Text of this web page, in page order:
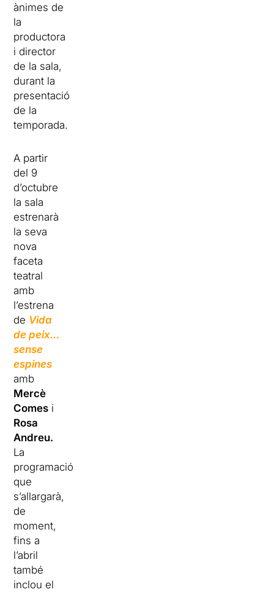
ànimes de
la
productora
i director
de la sala,
durant la
presentació
de la
temporada.
A partir
del 9
d’octubre
la sala
estrenarà
la seva
nova
faceta
teatral
amb
l’estrena
de Vida
de peix…
sense
espines
amb
Mercè
Comes i
Rosa
Andreu.
La
programació
que
s’allargarà,
de
moment,
fins a
l’abril
també
inclou el